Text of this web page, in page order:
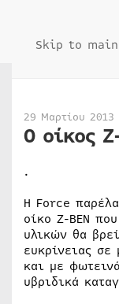
Skip to
29 Μαρτίου 2013
Ο οίκος
.
H Force
οίκο Z-BEN
υλικών θα
ευκρίνειας
και με
υβριδικά